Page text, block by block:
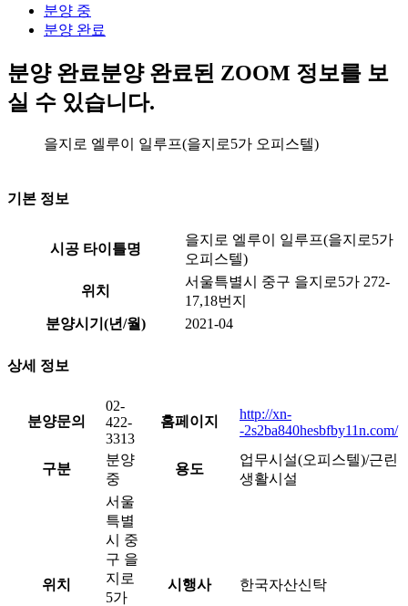
분양 중
분양 완료
분양 완료분양 완료된 ZOOM 정보를 보
실 수 있습니다.
을지로 엘루이 일루프(을지로5가 오피스텔)
기본 정보
시공 타이틀명
을지로 엘루이 일루프(을지로5가
오피스텔)
위치
서울특별시 중구 을지로5가 272-
17,18번지
분양시기(년/월)
2021-04
상세 정보
분양문의
02-
422-
3313
홈페이지
http://xn-
-2s2ba840hesbfby11n.com/
구분
분양
중
용도
업무시설(오피스텔)/근린
생활시설
위치
서울
특별
시 중
구 을
지로
5가
시행사 한국자산신탁